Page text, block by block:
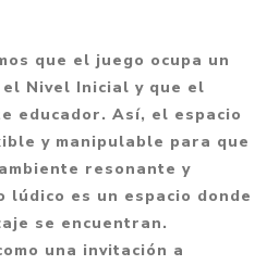
que el juego ocupa un
Nivel Inicial y que el
educador. Así, el espacio
y manipulable para que
resonante y
lúdico es un espacio donde
se encuentran.
una invitación a